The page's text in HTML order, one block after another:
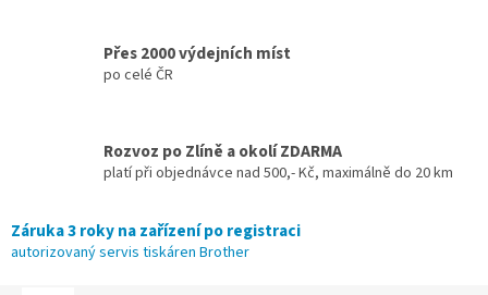
Přes 2000 výdejních míst
po celé ČR
Rozvoz po Zlíně a okolí ZDARMA
platí při objednávce nad 500,- Kč, maximálně do 20 km
Záruka 3 roky na zařízení po registraci
autorizovaný servis tiskáren Brother